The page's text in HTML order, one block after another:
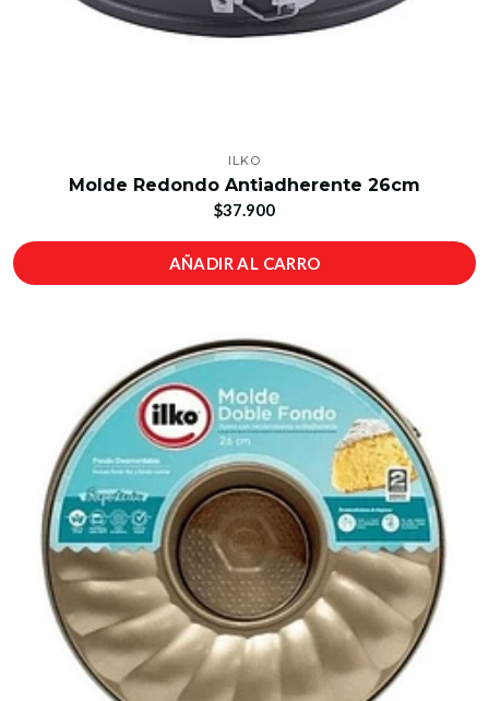
ILKO
Molde Redondo Antiadherente 26cm
$37.900
AÑADIR AL CARRO